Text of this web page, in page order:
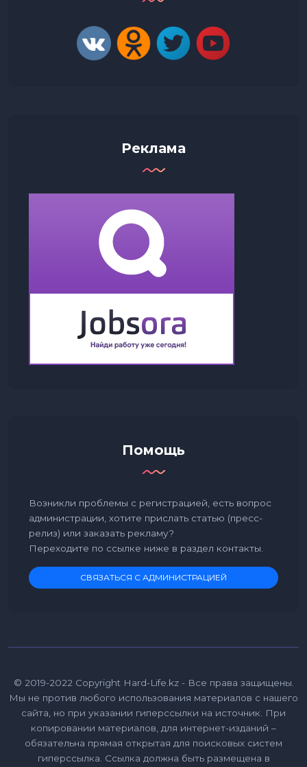
Реклама
Помощь
Возникли проблемы с регистрацией, есть вопрос
администрации, хотите прислать статью (пресс-
релиз) или заказать рекламу?
Переходите по ссылке ниже в раздел контакты.
СВЯЗАТЬСЯ С АДМИНИСТРАЦИЕЙ
© 2019-2022 Copyright Hard-Life.kz - Все права защищены.
Мы не против любого использования материалов с нашего
сайта, но при указании гиперссылки на источник. При
копировании материалов, для интернет-изданий –
обязательна прямая открытая для поисковых систем
гиперссылка. Ссылка должна быть размещена в